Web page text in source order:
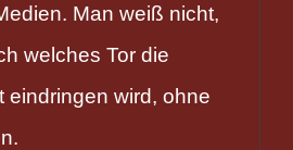
Man weiß nicht,
welches Tor die
eindringen wird, ohne